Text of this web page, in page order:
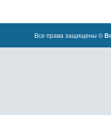
Все права защищены ©